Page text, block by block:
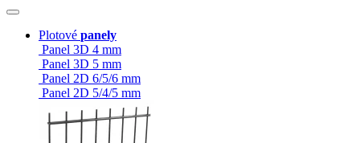
Plotové panely
Panel 3D 4 mm
Panel 3D 5 mm
Panel 2D 6/5/6 mm
Panel 2D 5/4/5 mm